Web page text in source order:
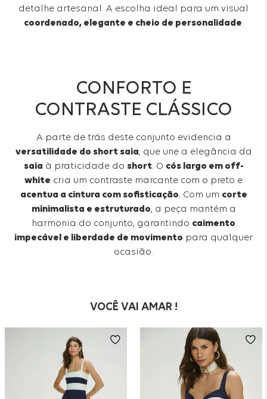
detalhe artesanal. A escolha ideal para um visual
coordenado, elegante e cheio de personalidade.
CONFORTO E
CONTRASTE CLÁSSICO
A parte de trás deste conjunto evidencia a
versatilidade do short saia, que une a elegância da
saia à praticidade do short. O cós largo em off-
white cria um contraste marcante com o preto e
acentua a cintura com sofisticação. Com um corte
minimalista e estruturado, a peça mantém a
harmonia do conjunto, garantindo caimento
impecável e liberdade de movimento para qualquer
ocasião.
VOCÊ VAI AMAR !